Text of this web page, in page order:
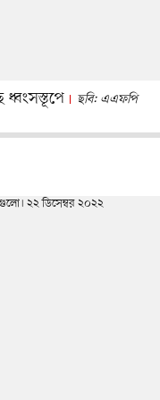
ছবি: এএফপি